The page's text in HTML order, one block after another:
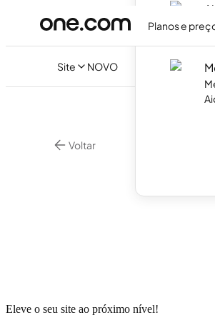
Planos e
Site NOVO
Voltar
Eleve o seu site ao próximo nível!